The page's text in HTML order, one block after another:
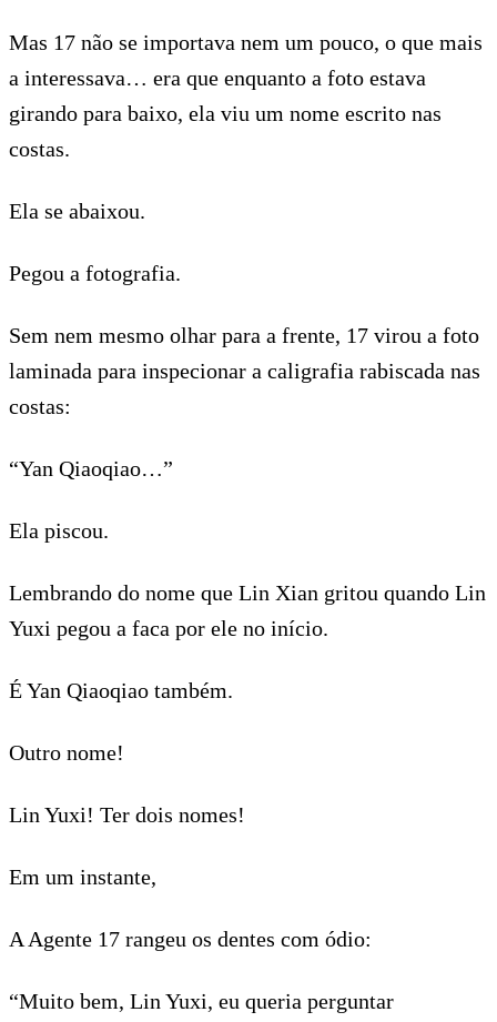
Mas 17 não se importava nem um pouco, o que mais
a interessava… era que enquanto a foto estava
girando para baixo, ela viu um nome escrito nas
costas.
Ela se abaixou.
Pegou a fotografia.
Sem nem mesmo olhar para a frente, 17 virou a foto
laminada para inspecionar a caligrafia rabiscada nas
costas:
“Yan Qiaoqiao…”
Ela piscou.
Lembrando do nome que Lin Xian gritou quando Lin
Yuxi pegou a faca por ele no início.
É Yan Qiaoqiao também.
Outro nome!
Lin Yuxi! Ter dois nomes!
Em um instante,
A Agente 17 rangeu os dentes com ódio:
“Muito bem, Lin Yuxi, eu queria perguntar